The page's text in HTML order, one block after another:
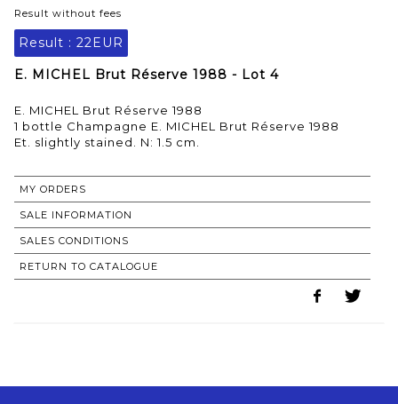
Result without fees
Result : 22EUR
E. MICHEL Brut Réserve 1988 - Lot 4
E. MICHEL Brut Réserve 1988
1 bottle Champagne E. MICHEL Brut Réserve 1988
Et. slightly stained. N: 1.5 cm.
MY ORDERS
SALE INFORMATION
SALES CONDITIONS
RETURN TO CATALOGUE